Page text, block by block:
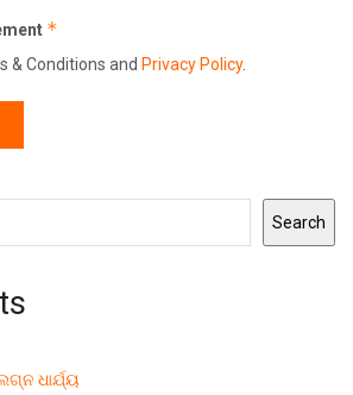
*
& Conditions and Privacy Policy.
Search
ଧାର୍ଯ୍ୟ